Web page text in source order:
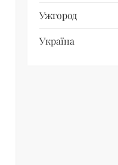
Ужгород
Україна